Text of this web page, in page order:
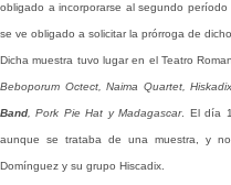
obligado a incorporarse al segundo
se ve obligado a solicitar la prórroga de
Dicha muestra tuvo lugar en el Teatro
Beboporum Octect, Naima Quartet,
Band, Pork Pie Hat y Madagascar. El día
aunque se trataba de una muestra, y
Domínguez y su grupo Hiscadix.